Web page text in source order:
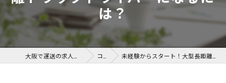
は？
コラム 未経験からスタート！大型長距離トラックドライバーになるには？